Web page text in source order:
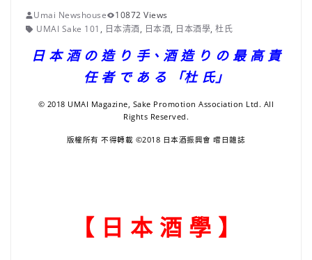
Umai Newshouse
10872 Views
UMAI Sake 101 , 日本清酒, 日本酒, 日本酒學, 杜氏
日 本 酒 の 造 り 手、酒 造 り の 最 高 責
任 者 で あ る 「杜 氏」
© 2018 UMAI Magazine, Sake Promotion Association Ltd. All
Rights Reserved.
版權所有 不得轉載 ©2018 日本酒振興會 嚐日雜誌
【 日 本 酒 學 】